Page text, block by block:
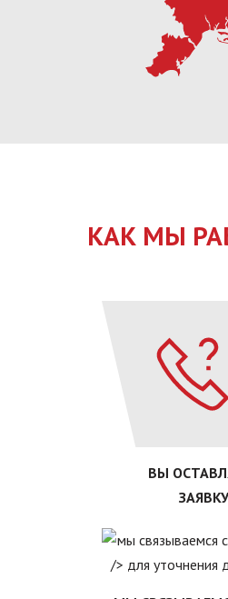
КАК МЫ
ВЫ
ЗАЯВКУ